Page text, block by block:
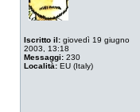
Iscritto il: giovedì 19 giugno
2003, 13:18
Messaggi: 230
Località: EU (Italy)